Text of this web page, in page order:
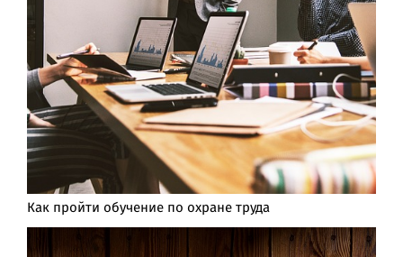
Как пройти обучение по охране труда